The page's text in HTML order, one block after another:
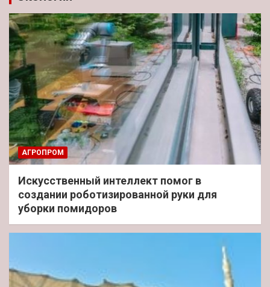
АГРОПРОМ
Искусственный интеллект помог в
создании роботизированной руки для
уборки помидоров